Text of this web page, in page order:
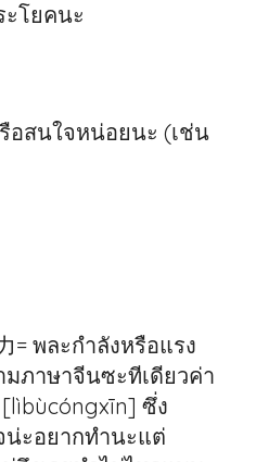
โยคนะ
อสนใจหน่อยนะ (เช่น
= พละกำลังหรือแรง
ภาษาจีนซะทีเดียวค่า
[lìbùcóngxīn] ซึ่ง
น่ะอยากทำนะแต่